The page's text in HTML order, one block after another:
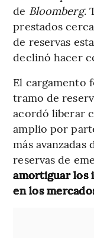
de Bloomberg.
prestados
de reservas
declinó hacer
El cargamento
tramo de
acordó liberar
amplio por
más
reservas de
amortiguar los
en los